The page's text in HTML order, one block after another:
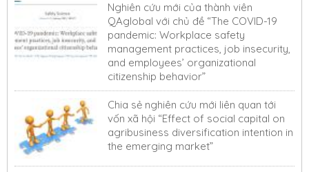
Nghiên cứu mới của thành viên
QAglobal với chủ đề “The COVID-19
pandemic: Workplace safety
management practices, job insecurity,
and employees’ organizational
citizenship behavior”
Chia sẻ nghiên cứu mới liên quan tới
vốn xã hội “Effect of social capital on
agribusiness diversification intention in
the emerging market”